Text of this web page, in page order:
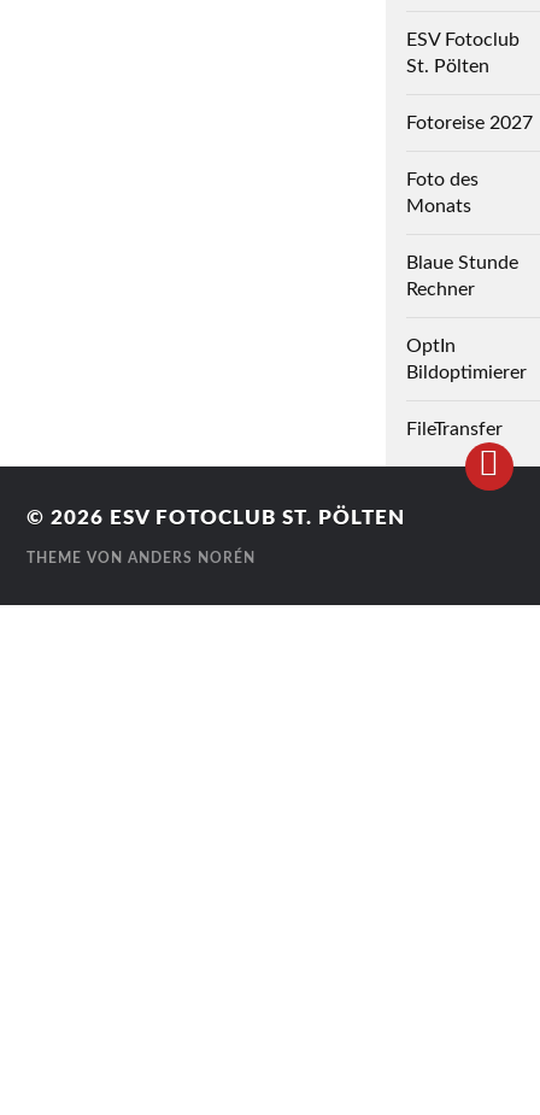
ESV Fotoclub
St. Pölten
Fotoreise 2027
Foto des
Monats
Blaue Stunde
Rechner
OptIn
Bildoptimierer
FileTransfer
© 2026 ESV FOTOCLUB ST. PÖLTEN
THEME VONANDERS NORÉN